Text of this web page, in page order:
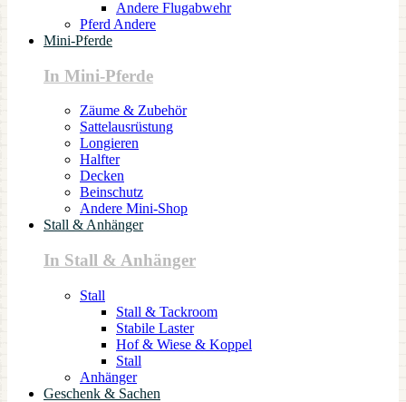
Andere Flugabwehr
Pferd Andere
Mini-Pferde
In Mini-Pferde
Zäume & Zubehör
Sattelausrüstung
Longieren
Halfter
Decken
Beinschutz
Andere Mini-Shop
Stall & Anhänger
In Stall & Anhänger
Stall
Stall & Tackroom
Stabile Laster
Hof & Wiese & Koppel
Stall
Anhänger
Geschenk & Sachen